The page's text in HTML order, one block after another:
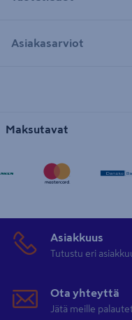
Asiakasarviot
Maksutavat
Asiakkuus
Tutustu eri
Ota yhteyttä
Jätä meille